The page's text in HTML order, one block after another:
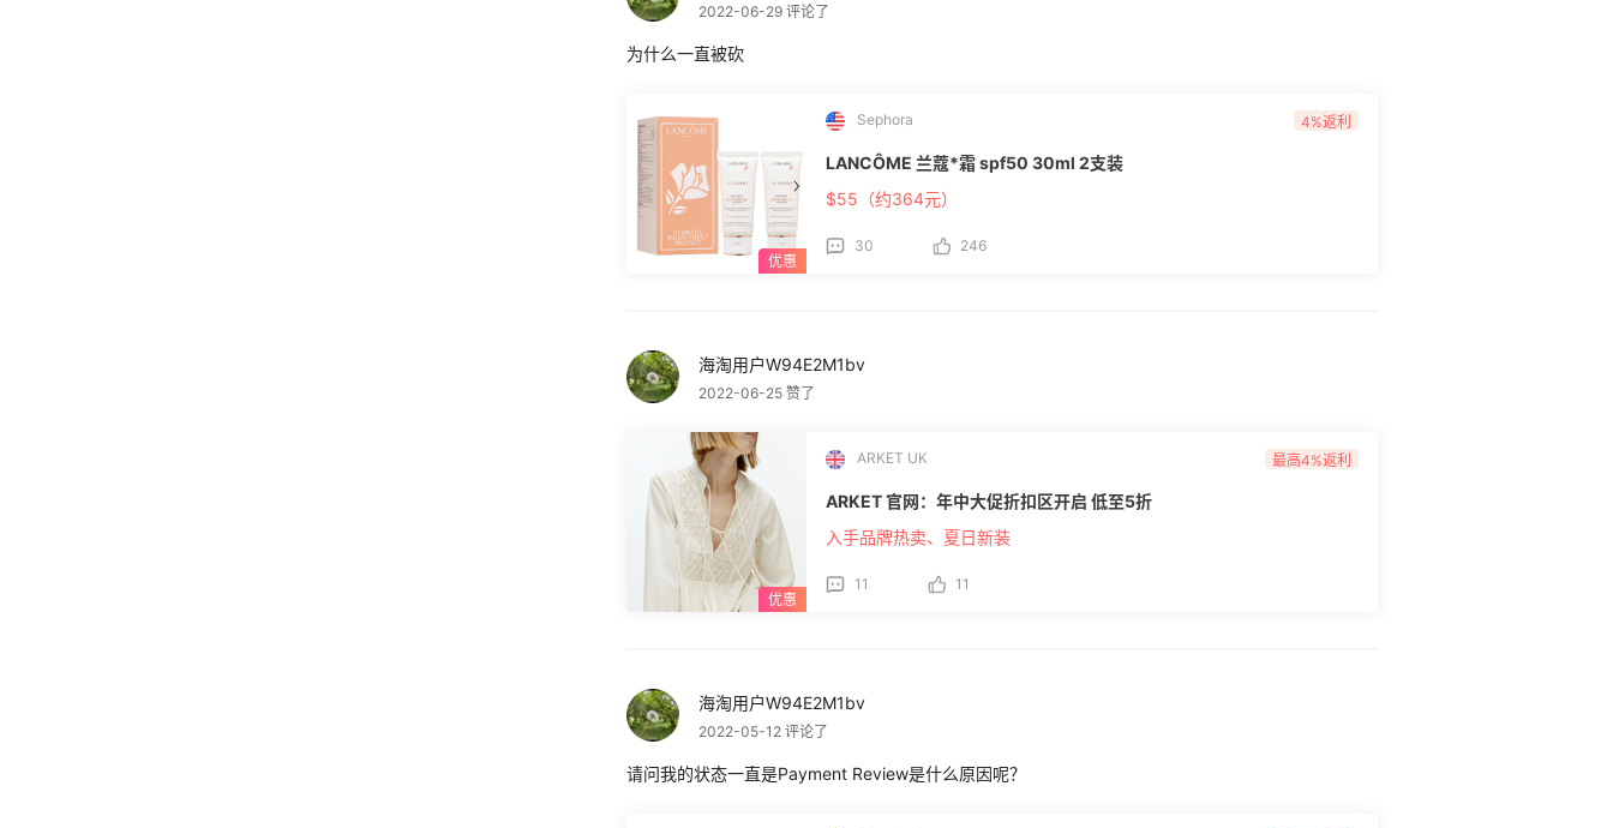
2022-06-29 评论了
为什么一直被砍
Sephora 4%返利
LANCÔME 兰蔻*霜 spf50 30ml 2支装
$55（约364元）
30 246
海淘用户W94E2M1bv
2022-06-25 赞了
ARKET UK 最高4%返利
ARKET 官网：年中大促折扣区开启 低至5折
入手品牌热卖、夏日新装
11 11
海淘用户W94E2M1bv
2022-05-12 评论了
请问我的状态一直是Payment Review是什么原因呢？